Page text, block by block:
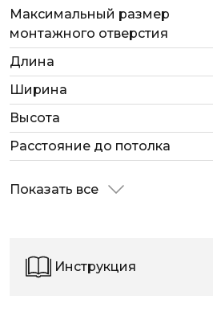
Максимальный размер
монтажного отверстия
Длина
Ширина
Высота
Расстояние до потолка
Показать все
Инструкция